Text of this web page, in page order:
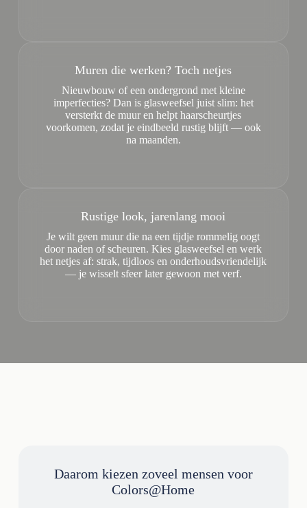
Muren die werken? Toch netjes
Nieuwbouw of een ondergrond met kleine
imperfecties? Dan is glasweefsel juist slim: het
versterkt de muur en helpt haarscheurtjes
voorkomen, zodat je eindbeeld rustig blijft — ook
na maanden.
Rustige look, jarenlang mooi
Je wilt geen muur die na een tijdje rommelig oogt
door naden of scheuren. Kies glasweefsel en werk
het netjes af: strak, tijdloos en onderhoudsvriendelijk
— je wisselt sfeer later gewoon met verf.
Daarom kiezen zoveel mensen voor
Colors@Home